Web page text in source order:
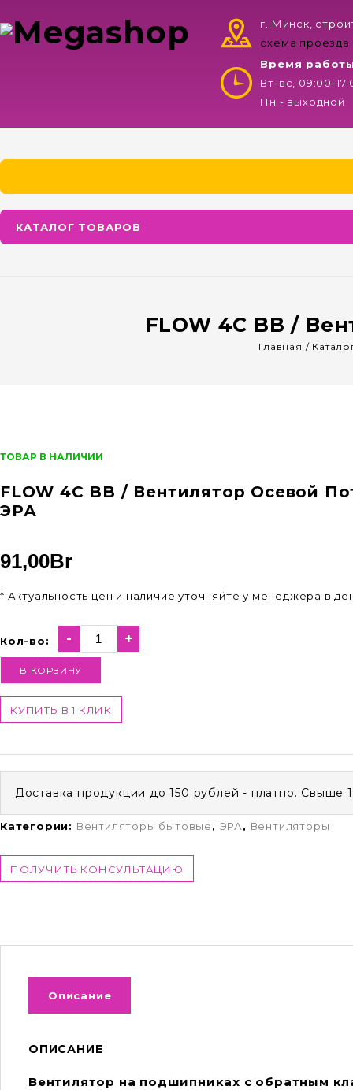
г. Минск,
схема проезда
Время
Вт-вс, 09:00-
Пн - выходной
КАТАЛОГ ТОВАРОВ
FLOW 4С BB /
Главная /
ТОВАР В НАЛИЧИИ
FLOW 4С BB / Вентилятор Осевой
ЭРА
91,00Br
* Актуальность цен и наличие уточняйте у менеджера в
Кол-во: - +
В КОРЗИНУ
КУПИТЬ В 1 КЛИК
Доставка продукции до 150 рублей - платно. Свыше
Категории: Вентиляторы бытовые, ЭРА, Вентиляторы
ПОЛУЧИТЬ КОНСУЛЬТАЦИЮ
Описание
ОПИСАНИЕ
Вентилятор на подшипниках с обратным